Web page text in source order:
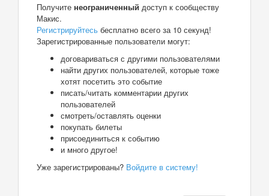
Получите неограниченный доступ к сообществу
Макис.
Регистрируйтесь бесплатно всего за 10 секунд!
Зарегистрированные пользователи могут:
договариваться с другими пользователями
найти других пользователей, которые тоже
хотят посетить это событие
писать/читать комментарии других
пользователей
смотреть/оставлять оценки
покупать билеты
присоединиться к событию
и много другое!
Уже зарегистрированы? Войдите в систему!